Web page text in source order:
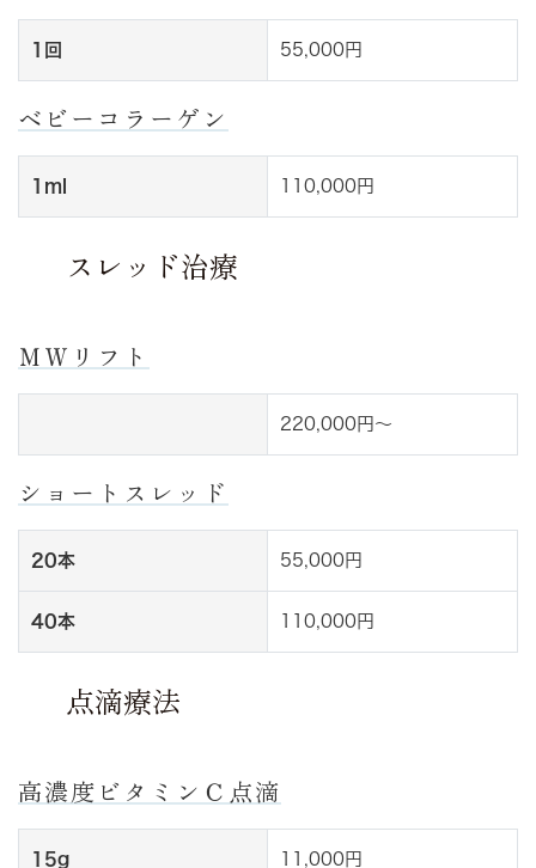
1回 55,000円
ベビーコラーゲン
1ml 110,000円
スレッド治療
ＭＷリフト
220,000円～
ショートスレッド
20本 55,000円
40本 110,000円
点滴療法
高濃度ビタミンＣ点滴
15g 11,000円